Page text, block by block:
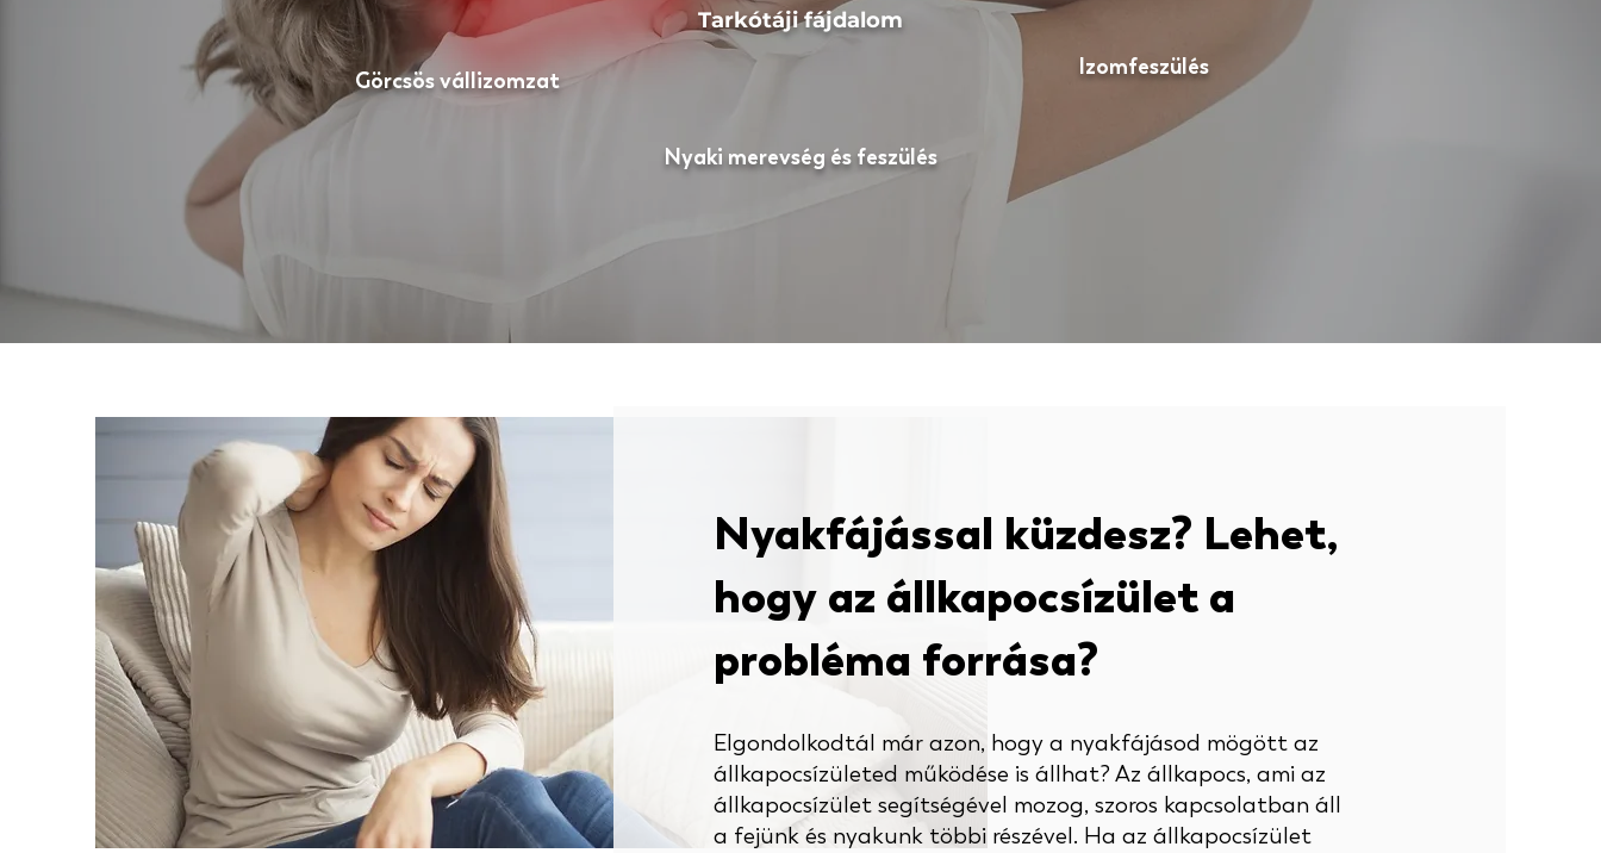
Tarkótáji fájdalom
Görcsös vállizomzat
Izomfeszülés
Nyaki merevség és feszülés
Nyakfájással küzdesz? Lehet,
hogy az állkapocsízület a
probléma forrása?
Elgondolkodtál már azon, hogy a nyakfájásod mögött az
állkapocsízületed működése is állhat? Az állkapocs, ami az
állkapocsízület segítségével mozog, szoros kapcsolatban áll
a fejünk és nyakunk többi részével. Ha az állkapocsízület